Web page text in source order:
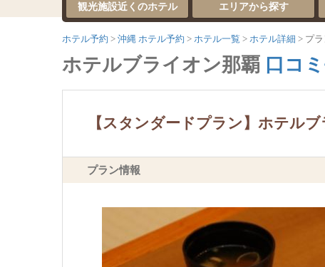
観光施設近くのホテル エリアから探す
ホテル予約 沖縄 ホテル予約 ホテル一覧 ホテル詳細 プ
ホテルブライオン那覇 口コ
【スタンダードプラン】ホテル
プラン情報